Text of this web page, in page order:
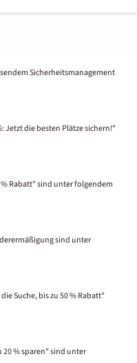
Sicherheitsmanagement
Jetzt die besten Plätze sichern!"
Rabatt" sind unter folgendem
sind unter
Suche, bis zu 50 % Rabatt"
20 % sparen" sind unter